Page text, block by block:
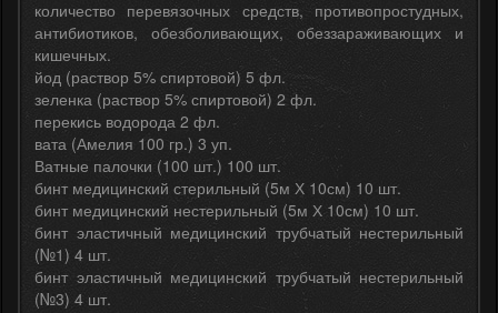
количество перевязочных средств, противопростудных,
антибиотиков, обезболивающих, обеззараживающих и
кишечных.
йод (раствор 5% спиртовой) 5 фл.
зеленка (раствор 5% спиртовой) 2 фл.
перекись водорода 2 фл.
вата (Амелия 100 гр.) 3 уп.
Ватные палочки (100 шт.) 100 шт.
бинт медицинский стерильный (5м Х 10см) 10 шт.
бинт медицинский нестерильный (5м Х 10см) 10 шт.
бинт эластичный медицинский трубчатый нестерильный
(№1) 4 шт.
бинт эластичный медицинский трубчатый нестерильный
(№3) 4 шт.